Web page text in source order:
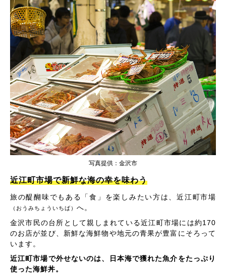
写真提供：金沢市
近江町市場で新鮮な海の幸を味わう
旅の醍醐味でもある「食」を楽しみたい方は、近江町市場
（おうみちょういちば） へ。
金沢市民の台所として親しまれている近江町市場には約170
のお店が並び、新鮮な海鮮物や地元の青果が豊富にそろって
います。
近江町市場で外せないのは、日本海で獲れた魚介をたっぷり
使った海鮮丼。